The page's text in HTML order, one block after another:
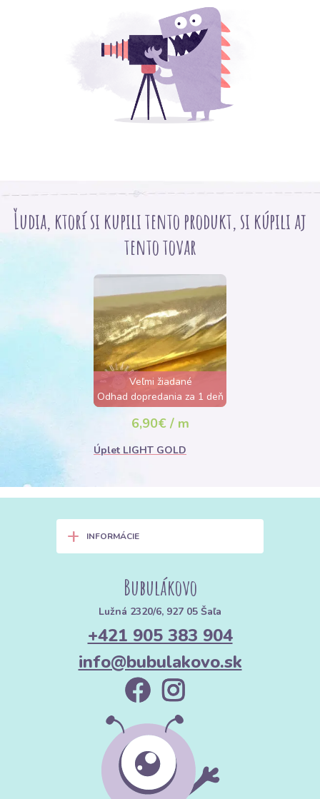
Ľudia, ktorí si kupili tento produkt, si kúpili aj
tento tovar
Veľmi žiadané
Odhad dopredania za 1 deň
6,90€ / m
Úplet LIGHT GOLD
+ INFORMÁCIE
Bubulákovo
Lužná 2320/6, 927 05 Šaľa
+421 905 383 904
info@bubulakovo.sk